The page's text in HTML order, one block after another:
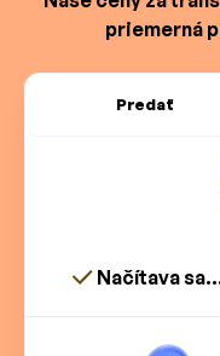
priemerná
Predať
Načítava